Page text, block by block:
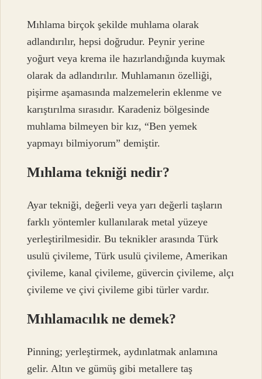
Mıhlama birçok şekilde muhlama olarak
adlandırılır, hepsi doğrudur. Peynir yerine
yoğurt veya krema ile hazırlandığında kuymak
olarak da adlandırılır. Muhlamanın özelliği,
pişirme aşamasında malzemelerin eklenme ve
karıştırılma sırasıdır. Karadeniz bölgesinde
muhlama bilmeyen bir kız, “Ben yemek
yapmayı bilmiyorum” demiştir.
Mıhlama tekniği nedir?
Ayar tekniği, değerli veya yarı değerli taşların
farklı yöntemler kullanılarak metal yüzeye
yerleştirilmesidir. Bu teknikler arasında Türk
usulü çivileme, Türk usulü çivileme, Amerikan
çivileme, kanal çivileme, güvercin çivileme, alçı
çivileme ve çivi çivileme gibi türler vardır.
Mıhlamacılık ne demek?
Pinning; yerleştirmek, aydınlatmak anlamına
gelir. Altın ve gümüş gibi metallere taş